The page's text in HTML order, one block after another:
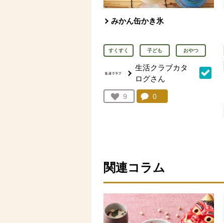
みかん缶かき氷
すくすく 子ども おやつ
生活クラブカタ
ログさん
お気に入り登録：
9
人が登録
コメント：
0
関連コラム